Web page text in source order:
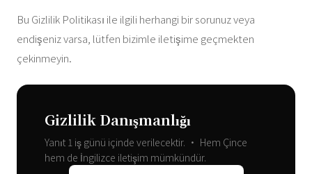
Bu Gizlilik Politikası ile ilgili herhangi bir sorunuz veya
endişeniz varsa, lütfen bizimle iletişime geçmekten
çekinmeyin.
Gizlilik Danışmanlığı
Yanıt 1 iş günü içinde verilecektir. • Hem Çince
hem de İngilizce iletişim mümkündür.